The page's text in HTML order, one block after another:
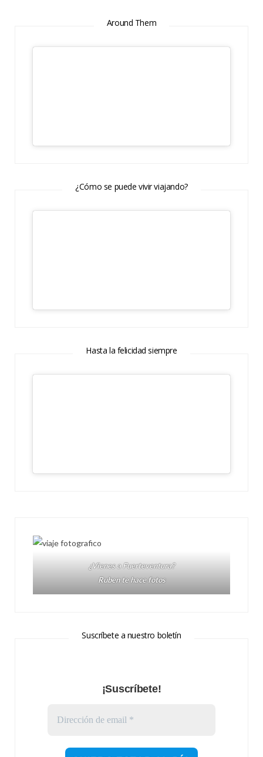
Around Them
¿Cómo se puede vivir viajando?
Hasta la felicidad siempre
¿Vienes a Fuerteventura?
Ruben te hace fotos
Suscríbete a nuestro boletín
¡Suscríbete!